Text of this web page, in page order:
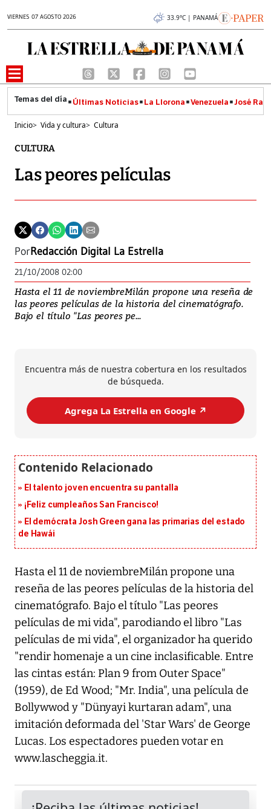
VIERNES 07 AGOSTO 2026 33.9°C | PANAMÁ
Últimas Noticias La Llorona Venezuela José
Inicio> Vida y cultura> Cultura
CULTURA
Las peores películas
PorRedacción Digital La Estrella
21/10/2008 02:00
Hasta el 11 de noviembreMilán propone una reseña de
las peores películas de la historia del cinematógrafo.
Bajo el título "Las peores pe...
Encuentra más de nuestra cobertura en los resultados
de búsqueda.
Agrega La Estrella en Google ↗️
El talento joven encuentra su pantalla​
¡Feliz cumpleaños San Francisco!
El demócrata Josh Green gana las primarias del estado
de Hawái
Hasta el 11 de noviembreMilán propone una
reseña de las peores películas de la historia del
cinematógrafo. Bajo el título "Las peores
películas de mi vida", parodiando el libro "Las
películas de mi vida", el organizador ha querido
"rendir homenaje a un cine inclasificable. Entre
las cintas están: Plan 9 from Outer Space"
(1959), de Ed Wood; "Mr. India", una película de
Bollywwod y "Dünyayi kurtaran adam", una
imitación deformada del 'Star Wars' de George
Lucas. Los espectadores pueden votar en
www.lascheggia.it.